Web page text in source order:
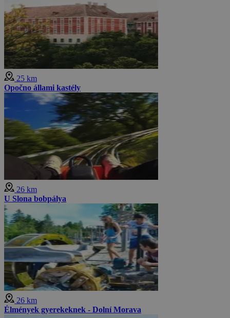
25 km
Opočno állami kastély
26 km
U Slona bobpálya
26 km
Élmények gyerekeknek - Dolní Morava